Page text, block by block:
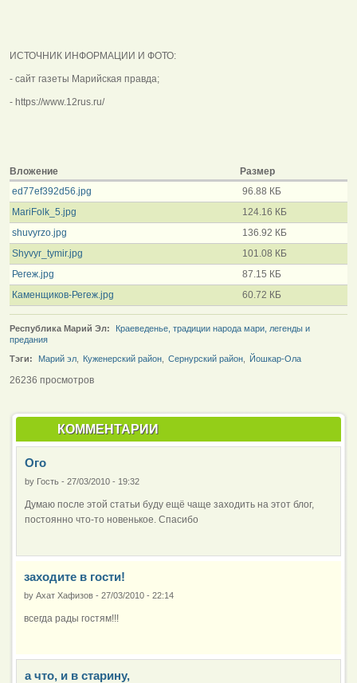
ИСТОЧНИК ИНФОРМАЦИИ И ФОТО:
- сайт газеты Марийская правда;
- https://www.12rus.ru/
Вложение
Размер
ed77ef392d56.jpg
96.88 КБ
MariFolk_5.jpg
124.16 КБ
shuvyrzo.jpg
136.92 КБ
Shyvyr_tymir.jpg
101.08 КБ
Регеж.jpg
87.15 КБ
Каменщиков-Регеж.jpg
60.72 КБ
Республика Марий Эл:
Краеведенье, традиции народа мари, легенды и
предания
Тэги:
Марий эл Куженерский район Сернурский район Йошкар-Ола
26236 просмотров
КОММЕНТАРИИ
Ого
by Гость - 27/03/2010 - 19:32
Думаю после этой статьи буду ещё чаще заходить на этот блог,
постоянно что-то новенькое. Спасибо
заходите в гости!
by Ахат Хафизов - 27/03/2010 - 22:14
всегда рады гостям!!!
а что, и в старину,